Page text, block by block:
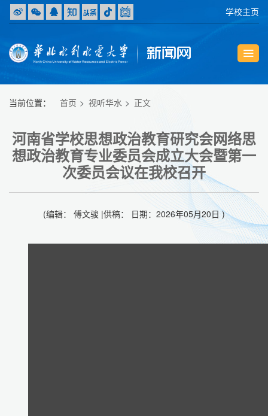
学校主页
当前位置： 首页 视听华水 正文
河南省学校思想政治教育研究会网络思
想政治教育专业委员会成立大会暨第一
次委员会议在我校召开
(编辑： 傅文骏 |供稿： 日期：2026年05月20日 )